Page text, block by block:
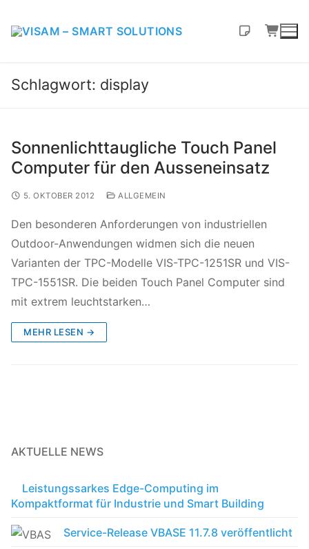
Schlagwort: display
Sonnenlichttaugliche Touch Panel
Computer für den Ausseneinsatz
5. OKTOBER 2012 ALLGEMEIN
Den besonderen Anforderungen von industriellen
Outdoor-Anwendungen widmen sich die neuen
Varianten der TPC-Modelle VIS-TPC-1251SR und VIS-
TPC-1551SR. Die beiden Touch Panel Computer sind
mit extrem leuchtstarken…
MEHR LESEN →
AKTUELLE NEWS
Leistungssarkes Edge-Computing im
Kompaktformat für Industrie und Smart Building
Service-Release VBASE 11.7.8 veröffentlicht